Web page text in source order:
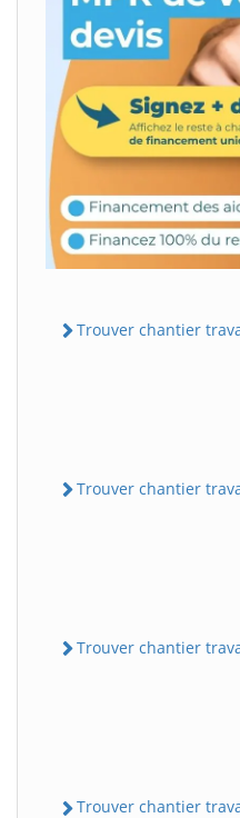
Trouver chantier
Trouver chantier
Trouver chantier
Trouver chantier